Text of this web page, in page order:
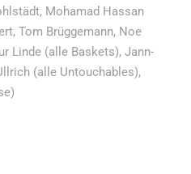
Mohamad Hassan
Tom Brüggemann, Noe
Linde (alle Baskets), Jann-
(alle Untouchables),